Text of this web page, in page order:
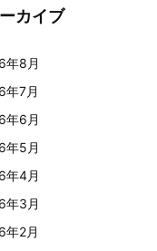
カイブ
年8月
年7月
年6月
年5月
年4月
年3月
年2月